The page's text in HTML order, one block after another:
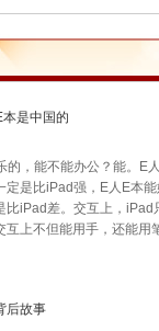
是中国的
的，能不能办公？能。E
定是比iPad强，E人E本能
比iPad差。交互上，iPad
互上不但能用手，还能用
后故事